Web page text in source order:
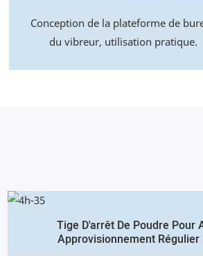
Conception de la plateforme de
du vibreur, utilisation pratique.
Tige D'arrêt De Poudre Pour
Approvisionnement Régulier